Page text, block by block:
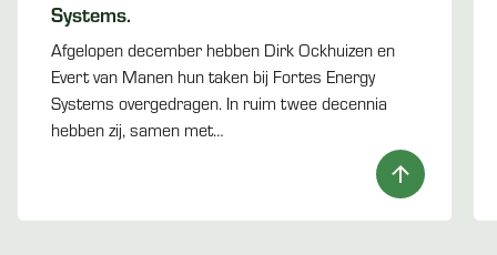
Systems.
Afgelopen december hebben Dirk Ockhuizen en
Evert van Manen hun taken bij Fortes Energy
Systems overgedragen. In ruim twee decennia
hebben zij, samen met…